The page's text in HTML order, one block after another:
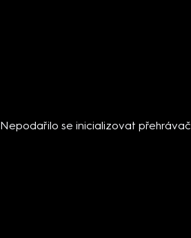
Nepodařilo se inicializovat přehrávač